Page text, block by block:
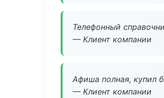
Телефонный
— Клиент компании
Афиша полная, купил
— Клиент компании